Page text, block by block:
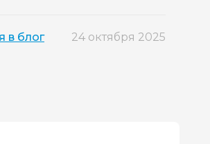
в блог 24 октября 2025